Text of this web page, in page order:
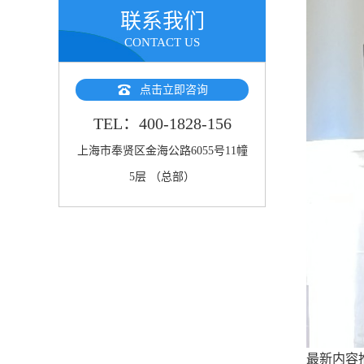
联系我们
CONTACT US
点击立即咨询
TEL：400-1828-156
上海市奉贤区金海公路6055号11幢
5层 （总部）
最新内容